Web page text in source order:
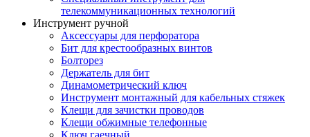
телекоммуникационных технологий
Инструмент ручной
Аксессуары для перфоратора
Бит для крестообразных винтов
Болторез
Держатель для бит
Динамометрический ключ
Инструмент монтажный для кабельных стяжек
Клещи для зачистки проводов
Клещи обжимные телефонные
Ключ гаечный